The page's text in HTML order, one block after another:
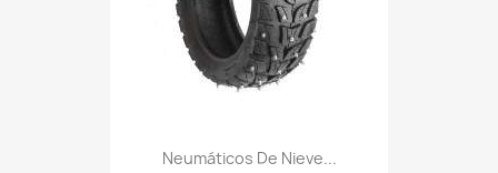
Neumáticos De Nieve...